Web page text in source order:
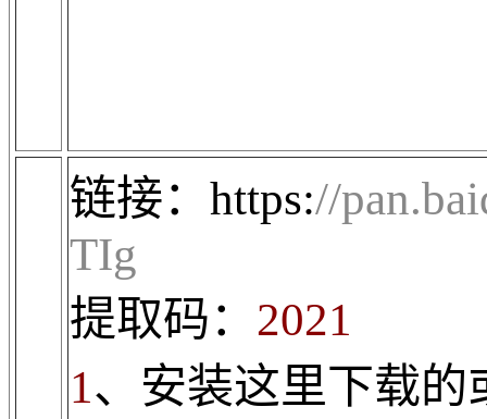
链接： https://
TIg
提取码： 2021
1、安装这里下载的